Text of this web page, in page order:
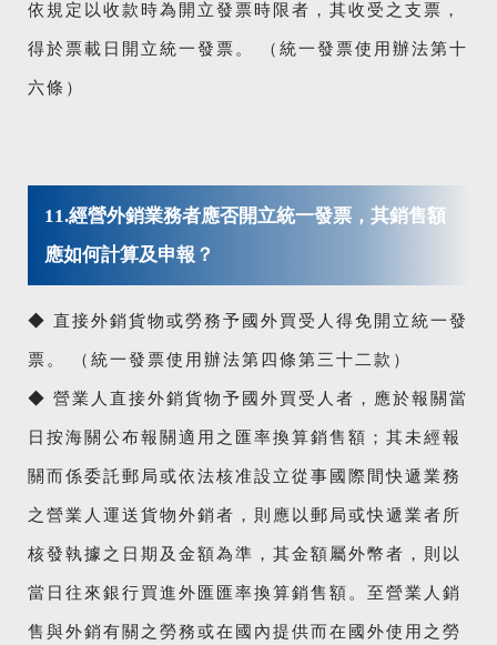
依規定以收款時為開立發票時限者，其收受之支票，
得於票載日開立統一發票。 （統一發票使用辦法第十
六條）
11.經營外銷業務者應否開立統一發票，其銷售額
應如何計算及申報？
◆ 直接外銷貨物或勞務予國外買受人得免開立統一發
票。 （統一發票使用辦法第四條第三十二款）
◆ 營業人直接外銷貨物予國外買受人者，應於報關當
日按海關公布報關適用之匯率換算銷售額；其未經報
關而係委託郵局或依法核准設立從事國際間快遞業務
之營業人運送貨物外銷者，則應以郵局或快遞業者所
核發執據之日期及金額為準，其金額屬外幣者，則以
當日往來銀行買進外匯匯率換算銷售額。至營業人銷
售與外銷有關之勞務或在國內提供而在國外使用之勞